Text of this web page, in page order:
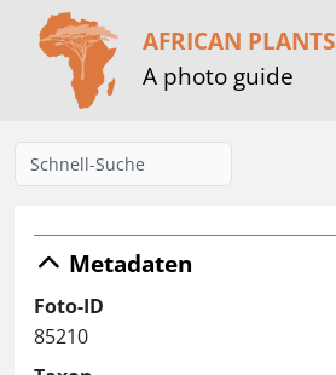
AFRICAN PLANTS
A photo guide
Metadaten
Foto-ID
85210